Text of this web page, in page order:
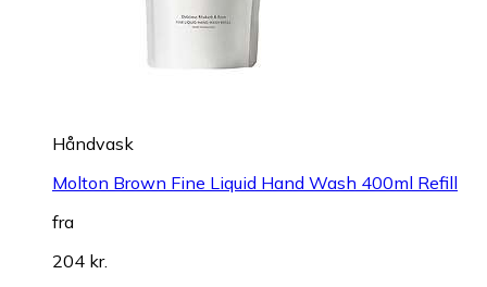
Håndvask
Molton Brown Fine Liquid Hand Wash 400ml Refill
fra
204 kr.